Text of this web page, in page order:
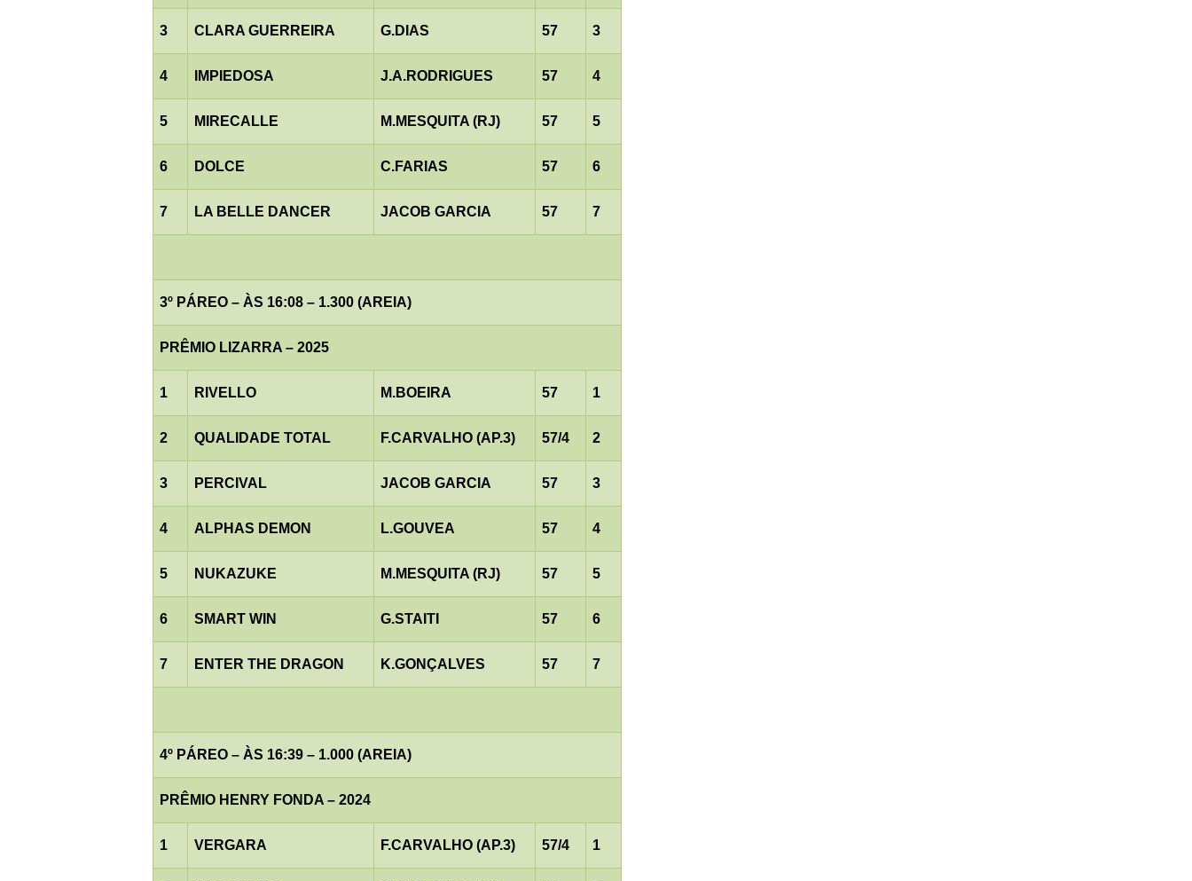
3 CLARA GUERREIRA G.DIAS 57 3
4 IMPIEDOSA J.A.RODRIGUES 57 4
5 MIRECALLE M.MESQUITA (RJ) 57 5
6 DOLCE C.FARIAS 57 6
7 LA BELLE DANCER JACOB GARCIA 57 7
3º PÁREO – ÀS 16:08 – 1.300 (AREIA)
PRÊMIO LIZARRA – 2025
1 RIVELLO M.BOEIRA 57 1
2 QUALIDADE TOTAL F.CARVALHO (AP.3) 57/4 2
3 PERCIVAL JACOB GARCIA 57 3
4 ALPHAS DEMON L.GOUVEA 57 4
5 NUKAZUKE M.MESQUITA (RJ) 57 5
6 SMART WIN G.STAITI 57 6
7 ENTER THE DRAGON K.GONÇALVES 57 7
4º PÁREO – ÀS 16:39 – 1.000 (AREIA)
PRÊMIO HENRY FONDA – 2024
1 VERGARA F.CARVALHO (AP.3) 57/4 1